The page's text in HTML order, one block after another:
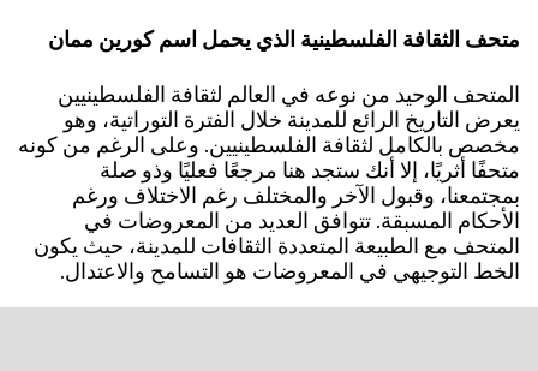
متحف الثقافة الفلسطينية الذي يحمل اسم كورين ممان
المتحف الوحيد من نوعه في العالم لثقافة الفلسطينيين
يعرض التاريخ الرائع للمدينة خلال الفترة التوراتية، وهو
مخصص بالكامل لثقافة الفلسطينيين. وعلى الرغم من كونه
متحفًا أثريًا، إلا أنك ستجد هنا مرجعًا فعليًا وذو صلة
بمجتمعنا، وقبول الآخر والمختلف رغم الاختلاف ورغم
الأحكام المسبقة. تتوافق العديد من المعروضات في
المتحف مع الطبيعة المتعددة الثقافات للمدينة، حيث يكون
الخط التوجيهي في المعروضات هو التسامح والاعتدال.